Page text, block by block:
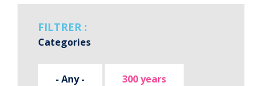
FILTRER :
Categories
- Any - 300 years